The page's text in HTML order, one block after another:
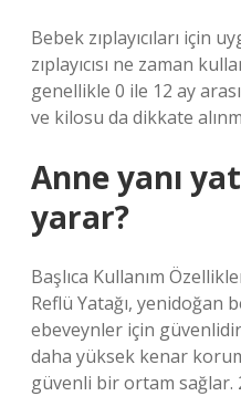
Bebek zıplayıcıları için
zıplayıcısı ne zaman
genellikle 0 ile 12 ay
ve kilosu da dikkate
Anne yanı
yarar?
Başlıca Kullanım
Reflü Yatağı, yenidoğan
ebeveynler için
daha yüksek kenar
güvenli bir ortam sağlar.